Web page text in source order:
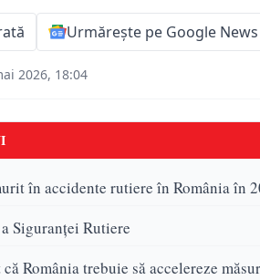
Urmărește pe Google News
2026, 18:04
în accidente rutiere în România în
Siguranței Rutiere
România trebuie să accelereze